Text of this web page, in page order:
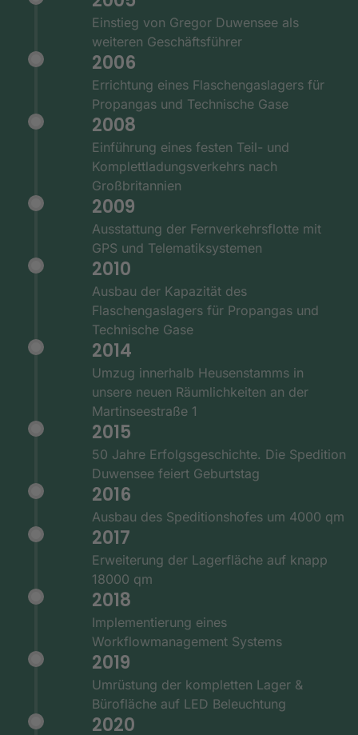
Einstieg von Gregor Duwensee als
weiteren Geschäftsführer
2006
Errichtung eines Flaschengaslagers für
Propangas und Technische Gase
2008
Einführung eines festen Teil- und
Komplettladungsverkehrs nach
Großbritannien
2009
Ausstattung der Fernverkehrsflotte mit
GPS und Telematiksystemen
2010
Ausbau der Kapazität des
Flaschengaslagers für Propangas und
Technische Gase
2014
Umzug innerhalb Heusenstamms in
unsere neuen Räumlichkeiten an der
Martinseestraße 1
2015
50 Jahre Erfolgsgeschichte. Die Spedition
Duwensee feiert Geburtstag
2016
Ausbau des Speditionshofes um 4000 qm
2017
Erweiterung der Lagerfläche auf knapp
18000 qm
2018
Implementierung eines
Workflowmanagement Systems
2019
Umrüstung der kompletten Lager &
Bürofläche auf LED Beleuchtung
2020